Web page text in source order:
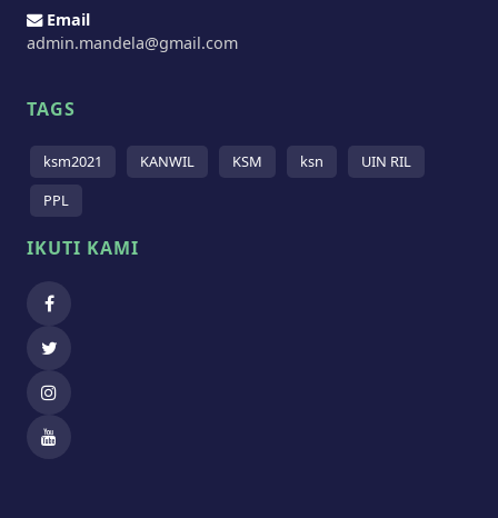
Email
admin.mandela@gmail.com
TAGS
ksm2021 KANWIL KSM ksn
UIN RIL
PPL
IKUTI KAMI